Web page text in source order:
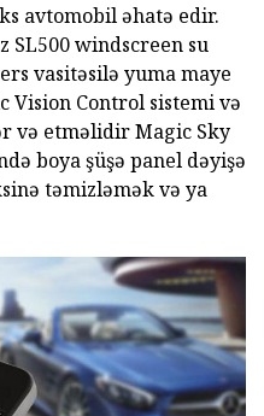
avtomobil əhatə edir.
SL500 windscreen su
vasitəsilə yuma maye
Control sistemi və
və etməlidir Magic Sky
boya şüşə panel dəyişə
təmizləmək və ya